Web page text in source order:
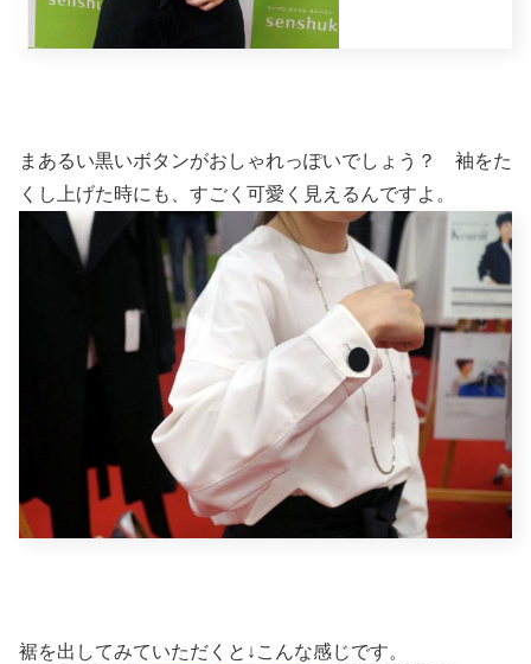
まあるい黒いボタンがおしゃれっぽいでしょう？ 袖をた
くし上げた時にも、すごく可愛く見えるんですよ。
裾を出してみていただくと↓こんな感じです。